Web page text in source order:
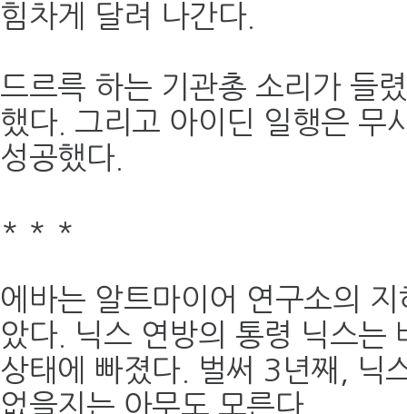
힘차게 달려 나간다.
드르륵 하는 기관총 소리가 들
했다. 그리고 아이딘 일행은 무
성공했다.
* * *
에바는 알트마이어 연구소의
았다. 닉스 연방의 통령 닉스는
상태에 빠졌다. 벌써 3년째, 닉
없을지는 아무도 모른다.